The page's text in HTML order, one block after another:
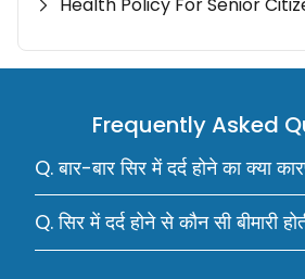
Health Policy For Senior
Frequently Asked
Q. बार-बार सिर में दर्द होने का क्या
Q. सिर में दर्द होने से कौन सी बीमारी